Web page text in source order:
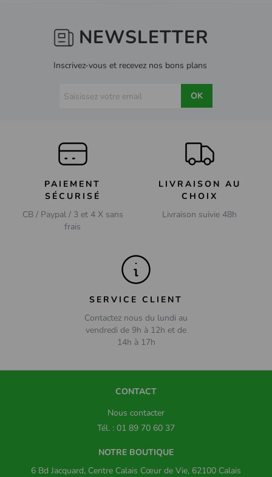
NEWSLETTER
Inscrivez-vous et recevez nos bons plans
OK
PAIEMENT
SÉCURISÉ
CB / Paypal / 3 et 4 X sans
frais
LIVRAISON AU
CHOIX
Livraison suivie 48h
SERVICE CLIENT
Contactez nous du lundi au
vendredi de 9h à 12h et de
14h à 17h
CONTACT
Nous contacter
Tél. : 01 89 70 60 37
NOTRE BOUTIQUE
6 Bd Jacquard, Centre Calais Cœur de Vie, 62100 Calais